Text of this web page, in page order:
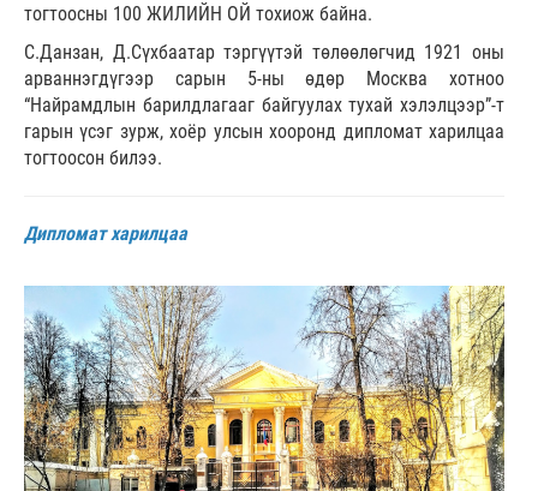
тогтоосны 100 ЖИЛИЙН ОЙ тохиож байна.
С.Данзан, Д.Сүхбаатар тэргүүтэй төлөөлөгчид 1921 оны
арваннэгдүгээр сарын 5-ны өдөр Москва хотноо
“Найрамдлын барилдлагааг байгуулах тухай хэлэлцээр”-т
гарын үсэг зурж, хоёр улсын хооронд дипломат харилцаа
тогтоосон билээ.
Дипломат харилцаа